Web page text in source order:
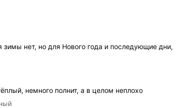
нет, но для Нового года и последующие дни,
немного полнит, а в целом неплохо